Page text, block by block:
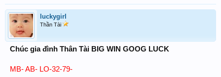
luckygirl
Thần Tài
Chúc gia đình Thân Tài BIG WIN GOOG LUCK
MB- AB- LO-32-79-